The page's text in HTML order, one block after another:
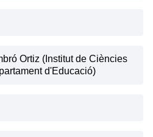
Ortiz (Institut de Ciències
d'Educació)